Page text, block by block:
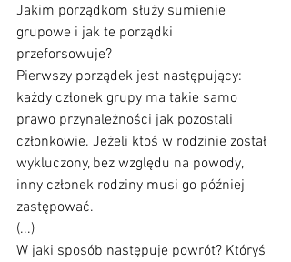
Jakim porządkom służy sumienie
grupowe i jak te porządki
przeforsowuje?
Pierwszy porządek jest następujący:
każdy członek grupy ma takie samo
prawo przynależności jak pozostali
członkowie. Jeżeli ktoś w rodzinie został
wykluczony, bez względu na powody,
inny członek rodziny musi go później
zastępować.
(...)
W jaki sposób następuje powrót? Któryś